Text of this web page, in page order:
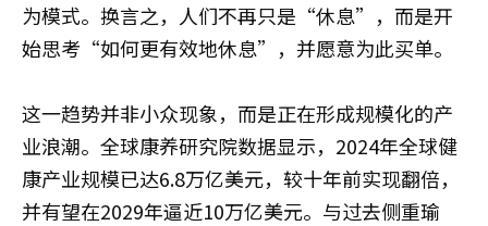
为模式。换言之，人们不再只是“休息”，而是开
始思考“如何更有效地休息”，并愿意为此买单。
这一趋势并非小众现象，而是正在形成规模化的产
业浪潮。全球康养研究院数据显示，2024年全球健
康产业规模已达6.8万亿美元，较十年前实现翻倍，
并有望在2029年逼近10万亿美元。与过去侧重瑜